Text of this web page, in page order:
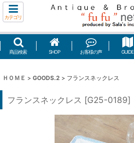
カテゴリ
商品検索 SHOP お客様の声 GUIDE
ＨＯＭＥ > GOODS.2 > フランスネックレス
フランスネックレス [G25-0189]